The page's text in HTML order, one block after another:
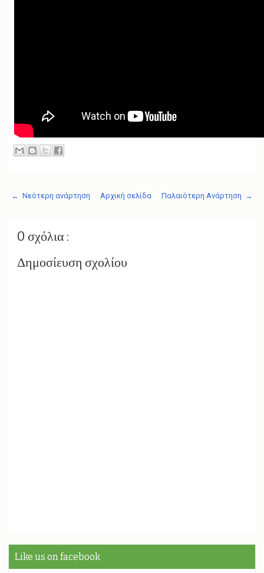
← Νεότερη ανάρτηση Παλαιότερη Ανάρτηση →
Αρχική σελίδα
0 σχόλια :
Δημοσίευση σχολίου
Like us on facebook